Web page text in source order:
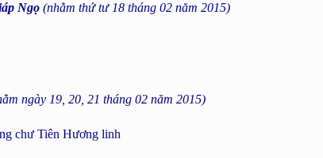
Ngọ (nhằm thứ tư 18 tháng 02 năm 2015)
ngày 19, 20, 21 tháng 02 năm 2015)
chư Tiên Hương linh